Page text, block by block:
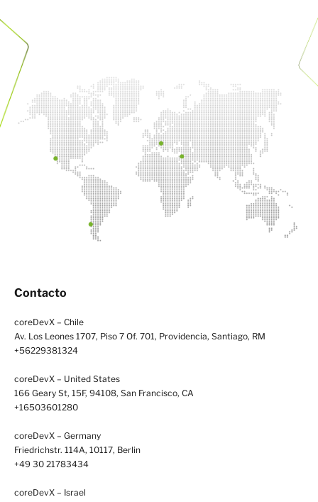
Contacto
coreDevX – Chile
Av. Los Leones 1707, Piso 7 Of. 701, Providencia, Santiago, RM
+56229381324
coreDevX – United States
166 Geary St, 15F, 94108, San Francisco, CA
+16503601280
coreDevX – Germany
Friedrichstr. 114A, 10117, Berlin
+49 30 21783434
coreDevX – Israel